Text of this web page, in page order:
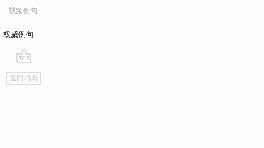
视频例句
权威例句
go
top
返回词典